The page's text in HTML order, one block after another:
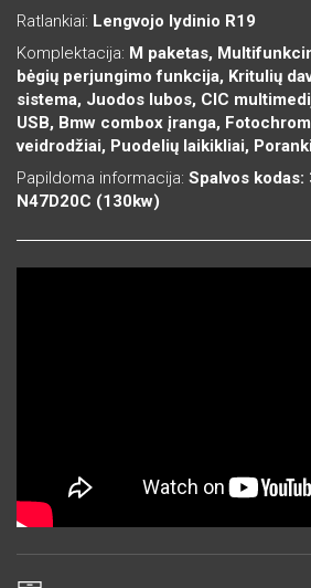
Ratlankiai: Lengvojo lydinio R19
Komplektacija: M paketas,
bėgių perjungimo funkcija, Kritulių
sistema, Juodos lubos, CIC
USB, Bmw combox įranga,
veidrodžiai, Puodelių laikikliai,
Papildoma informacija: Spalvos kodas:
N47D20C (130kw)